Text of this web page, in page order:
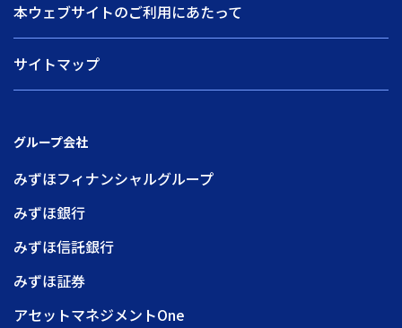
本ウェブサイトのご利用にあたって
サイトマップ
グループ会社
みずほフィナンシャルグループ
みずほ銀行
みずほ信託銀行
みずほ証券
アセットマネジメントOne